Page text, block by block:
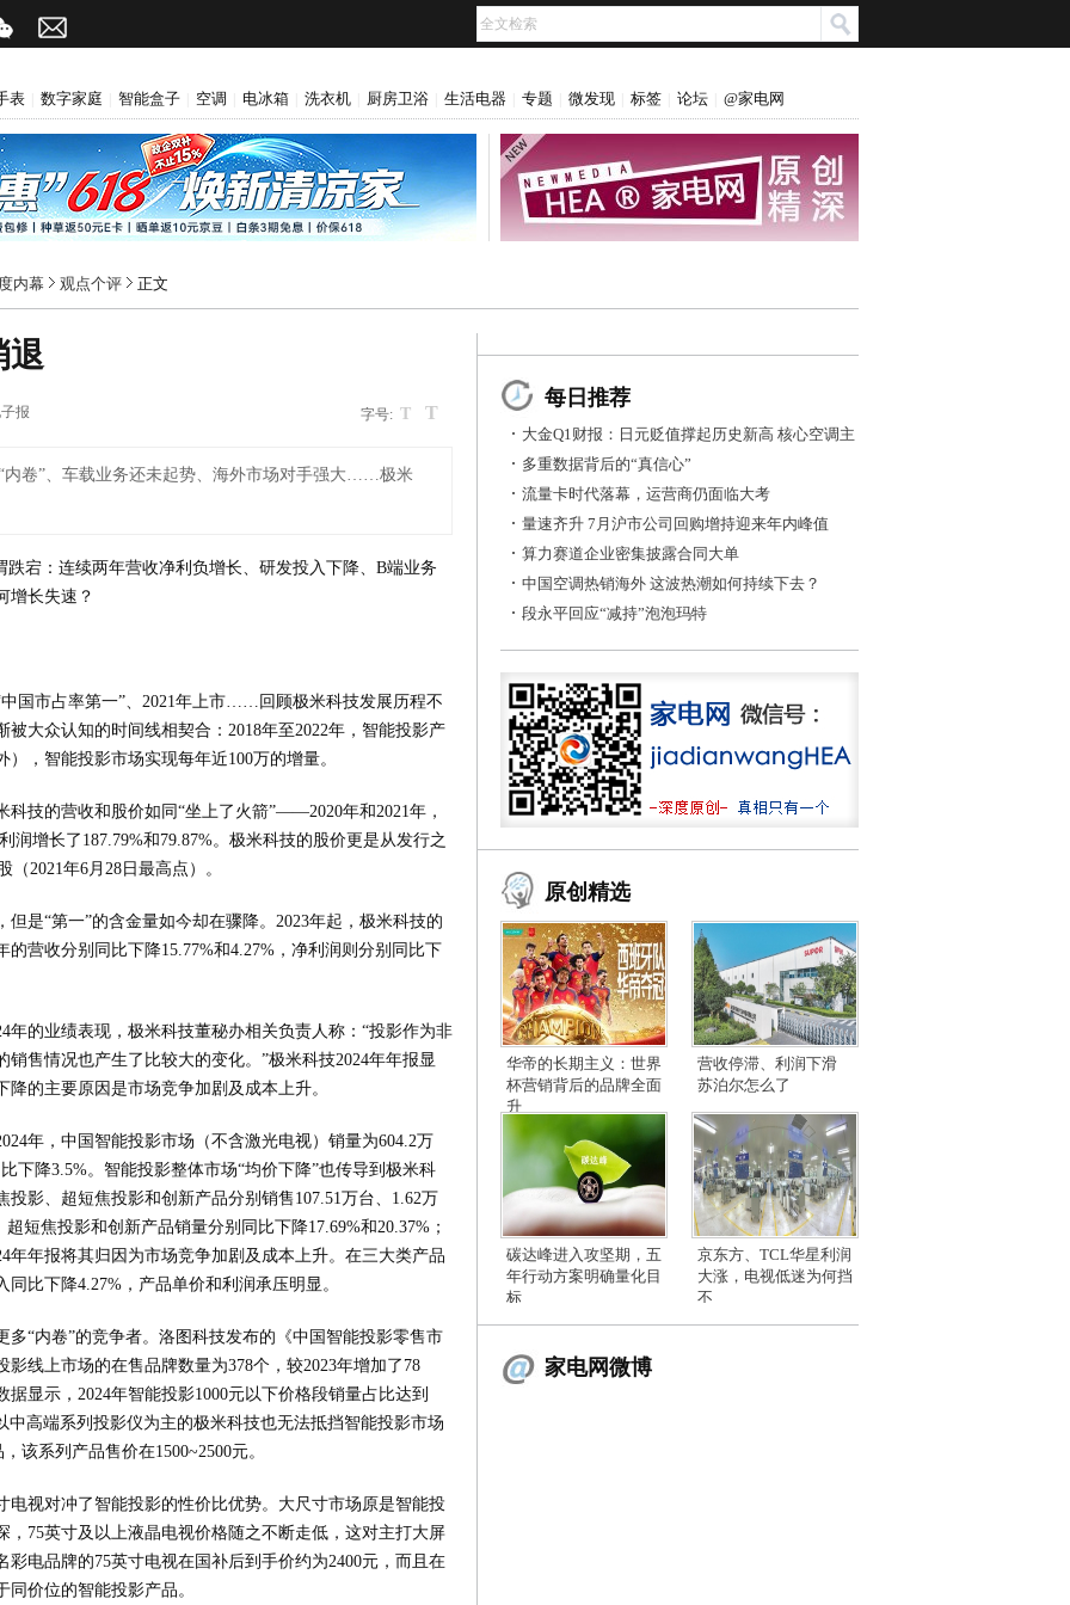
表 数字家庭 智能盒子 空调 电冰箱 洗衣机 厨房卫浴 生活电器 专题 微发现 标签 论坛 @家电网
内幕 观点个评 正文
退
字号: T T
报
内卷”、车载业务还未起势、海外市场对手强大……极米
跌宕：连续两年营收净利负增长、研发投入下降、B端业务
增长失速？
中国市占率第一”、2021年上市……回顾极米科技发展历程不
大众认知的时间线相契合：2018年至2022年，智能投影产
，智能投影市场实现每年近100万的增量。
技的营收和股价如同“坐上了火箭”——2020年和2021年，
润增长了187.79%和79.87%。极米科技的股价更是从发行之
2021年6月28日最高点）。
是“第一”的含金量如今却在骤降。2023年起，极米科技的
的营收分别同比下降15.77%和4.27%，净利润则分别同比下
年的业绩表现，极米科技董秘办相关负责人称：“投影作为非
售情况也产生了比较大的变化。”极米科技2024年年报显
的主要原因是市场竞争加剧及成本上升。
年，中国智能投影市场（不含激光电视）销量为604.2万
下降3.5%。智能投影整体市场“均价下降”也传导到极米科
影、超短焦投影和创新产品分别销售107.51万台、1.62万
短焦投影和创新产品销量分别同比下降17.69%和20.37%；
年年报将其归因为市场竞争加剧及成本上升。在三大类产品
比下降4.27%，产品单价和利润承压明显。
“内卷”的竞争者。洛图科技发布的《中国智能投影零售市
线上市场的在售品牌数量为378个，较2023年增加了78
显示，2024年智能投影1000元以下价格段销量占比达到
中高端系列投影仪为主的极米科技也无法抵挡智能投影市场
该系列产品售价在1500~2500元。
电视对冲了智能投影的性价比优势。大尺寸市场原是智能投
75英寸及以上液晶电视价格随之不断走低，这对主打大屏
电品牌的75英寸电视在国补后到手价约为2400元，而且在
价位的智能投影产品。
每日推荐
大金Q1财报：日元贬值撑起历史新高 核心空调主
业盈利转弱
多重数据背后的“真信心”
流量卡时代落幕，运营商仍面临大考
量速齐升 7月沪市公司回购增持迎来年内峰值
算力赛道企业密集披露合同大单
中国空调热销海外 这波热潮如何持续下去？
段永平回应“减持”泡泡玛特
原创精选
华帝的长期主义：世界
杯营销背后的品牌全面
升
营收停滞、利润下滑
苏泊尔怎么了
碳达峰进入攻坚期，五
年行动方案明确量化目
标
京东方、TCL华星利润
大涨，电视低迷为何挡
不
家电网微博